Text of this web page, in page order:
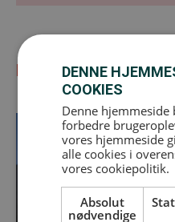
Du kan også være
DENNE
COOKIES
Denne
forbedre
vores hjemmeside
alle cookies i
vores cookiepolitik.
Absolut
nødvendige